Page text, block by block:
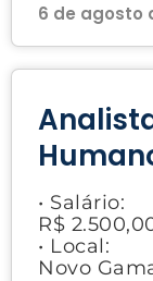
6 de agosto
• Salário:
R$
• Local:
Novo